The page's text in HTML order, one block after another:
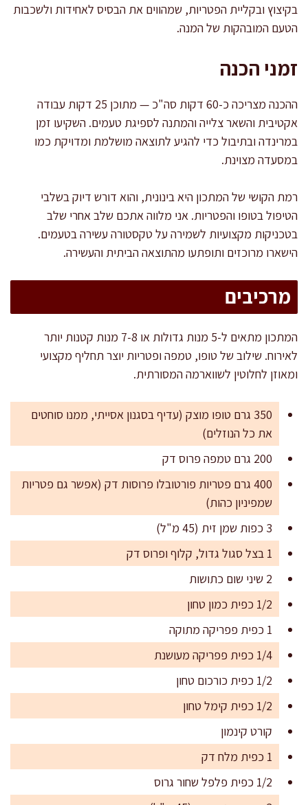
בקיצוץ ובקליית הפטריות, שמהווים את הבסיס לאחידות ולשכבות
הטעם המובהקות של המנה.
זמני הכנה
ההכנה מצריכה כ-60 דקות סה"כ — מתוכן 25 דקות עבודה
אקטיבית והשאר צלייה והמתנה לספיגת טעמים. השקיעו זמן
במרינדה ובתיבול כדי להגיע לתוצאה מושלמת ומדויקת כמו
במסעדה מצוינת.
רמת הקושי של המתכון היא בינונית, והוא דורש דיוק בשלבי
הטיפול בטופו והפטריות. אני מלווה אתכם שלב אחרי שלב
בטכניקות מקצועיות לשמירה על טקסטורה עשירה בטעמים.
הישארו מרוכזים ותופתעו מהתוצאה הביתית והעשירה.
מרכיבים
המתכון מתאים ל-5 מנות גדולות או 7-8 מנות קטנות יותר
לאירוח. שילוב של טופו, טמפה ופטריות יוצר תחליף מקצועי
ומאוזן לחלוטין לשווארמה המסורתית.
350 גרם טופו מוצק (עדיף בסגנון אסייתי, ממנו סוחטים
את כל הנוזלים)
200 גרם טמפה פרוס דק
400 גרם פטריות פורטובלו פרוסות דק (אפשר גם פטריות
שמפיניון כהות)
3 כפות שמן זית (45 מ"ל)
1 בצל סגול גדול, קלוף ופרוס דק
2 שיני שום כתושות
1/2 כפית כמון טחון
1 כפית פפריקה מתוקה
1/4 כפית פפריקה מעושנת
1/2 כפית כורכום טחון
1/2 כפית קימל טחון
קורט קינמון
1 כפית מלח דק
1/2 כפית פלפל שחור גרוס